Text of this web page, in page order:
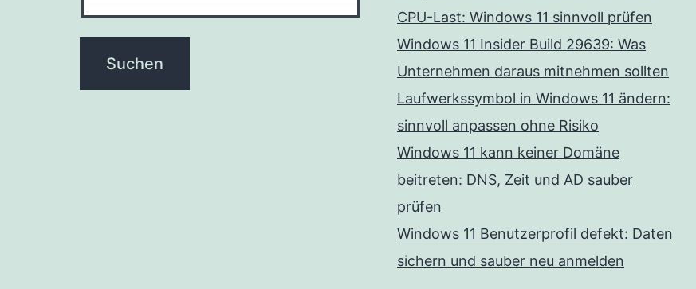
CPU-Last: Windows 11 sinnvoll prüfen
Windows 11 Insider Build 29639: Was
Unternehmen daraus mitnehmen sollten
Laufwerkssymbol in Windows 11 ändern:
sinnvoll anpassen ohne Risiko
Windows 11 kann keiner Domäne
beitreten: DNS, Zeit und AD sauber
prüfen
Windows 11 Benutzerprofil defekt: Daten
sichern und sauber neu anmelden